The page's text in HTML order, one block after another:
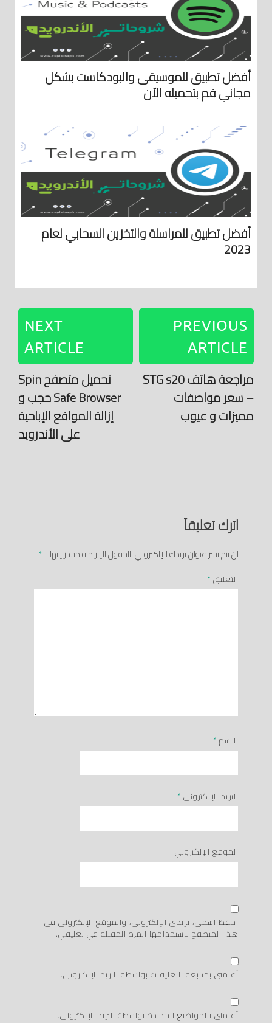
أفضل تطبيق للموسيقى والبودكاست بشكل
مجاني قم بتحميله الآن
أفضل تطبيق للمراسلة والتخزين السحابي لعام
2023
PREVIOUS
ARTICLE
مراجعة هاتف STG s20
– سعر مواصفات
مميزات و عيوب
NEXT
ARTICLE
تحميل متصفح Spin
Safe Browser حجب و
إزالة المواقع الإباحية
على الأندرويد
اترك تعليقاً
لن يتم نشر عنوان بريدك الإلكتروني.الحقول الإلزامية مشار إليها بـ*
التعليق *
الاسم *
البريد الإلكتروني *
الموقع الإلكتروني
احفظ اسمي، بريدي الإلكتروني، والموقع الإلكتروني في
هذا المتصفح لاستخدامها المرة المقبلة في تعليقي.
أعلمني بمتابعة التعليقات بواسطة البريد الإلكتروني.
أعلمني بالمواضيع الجديدة بواسطة البريد الإلكتروني.